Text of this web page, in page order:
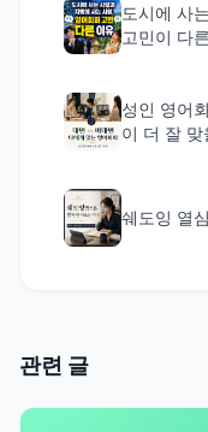
도시에 사
고민이 다
성인 영어
이 더 잘 맞
쉐도잉 열
관련 글